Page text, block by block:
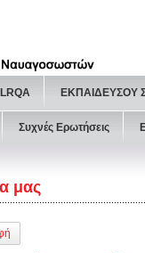
ΕΚΠΑΙΔΕΥΣΟΥ
Συχνές Ερωτήσεις
μας